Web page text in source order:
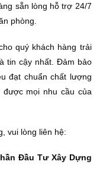
sẵn lòng hỗ trợ 24/7
phòng.
quý khách hàng trải
tin cậy nhất. Đảm bảo
đạt chuẩn chất lượng
mọi nhu cầu của
vui lòng liên hệ:
Đầu Tư Xây Dựng